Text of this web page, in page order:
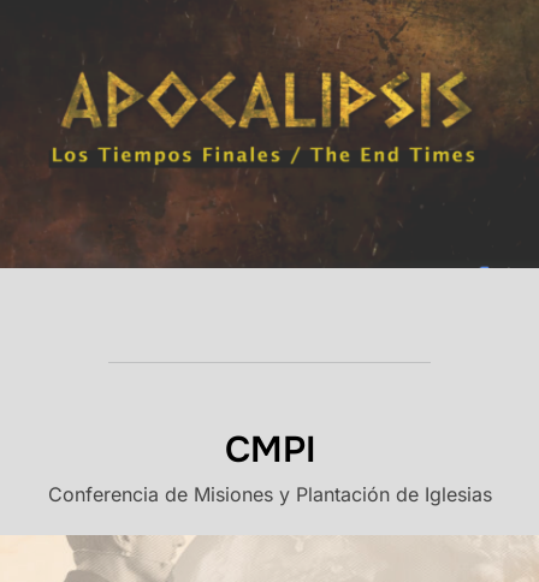
CMPI
Conferencia de Misiones y Plantación de Iglesias